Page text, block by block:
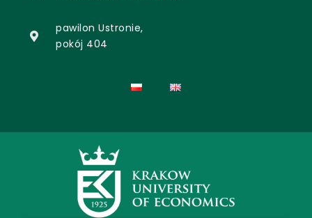
pawilon Ustronie,
pokój 404